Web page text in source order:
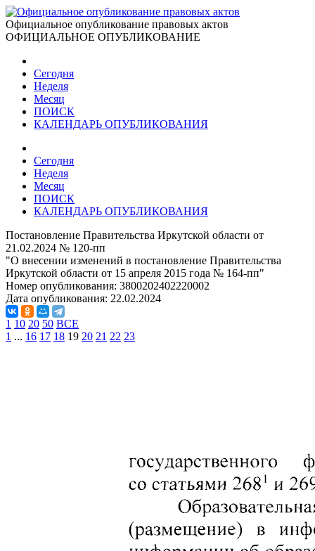
Официальное опубликование правовых актов
ОФИЦИАЛЬНОЕ ОПУБЛИКОВАНИЕ
Сегодня
Неделя
Месяц
ПОИСК
КАЛЕНДАРЬ ОПУБЛИКОВАНИЯ
Сегодня
Неделя
Месяц
ПОИСК
КАЛЕНДАРЬ ОПУБЛИКОВАНИЯ
Постановление Правительства Иркутской области от
21.02.2024 № 120-пп
"О внесении изменений в постановление Правительства
Иркутской области от 15 апреля 2015 года № 164-пп"
Номер опубликования: 3800202402220002
Дата опубликования: 22.02.2024
1 10 20 50 ВСЕ
1 ... 16 17 18 19 20 21 22 23